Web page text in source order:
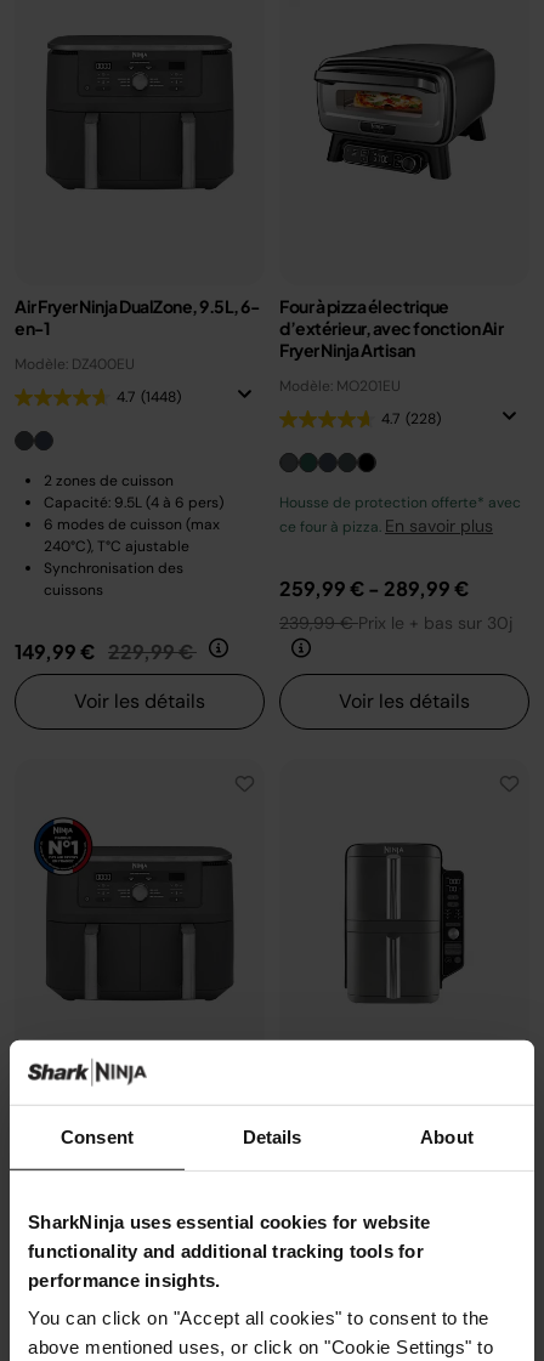
Consent Details About
SharkNinja uses essential cookies for website
functionality and additional tracking tools for
performance insights.
You can click on "Accept all cookies" to consent to the
above mentioned uses, or click on "Cookie Settings" to
Air Fryer Ninja DualZone, 9.5L, 6-
en-1
Modèle: DZ400EU
4.7 (1448)
2 zones de cuisson
Capacité: 9.5L (4 à 6 pers)
6 modes de cuisson (max
240°C), T°C ajustable
Synchronisation des
cuissons
149,99 € Prix réduit de
229,99 € au
Voir les détails
Four à pizza électrique
d’extérieur, avec fonction Air
Fryer Ninja Artisan
Modèle: MO201EU
4.7 (228)
Housse de protection offerte* avec
ce four à pizza. En savoir plus
259,99 €- 289,99 €
239,99 €Prix le + bas sur 30j
Voir les détails
en-1, Gris
Modèle: DZ400EU
2 zones de cuisson
Capacité: 9.5L (4 à 6 pers)
verticale, 9.5L, 6-en-1
Modèle: SL400EU
superposées